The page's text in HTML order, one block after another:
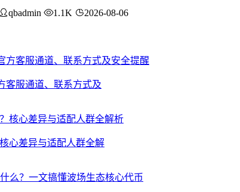
qbadmin 1.1K 2026-08-06
客服通道、联系方式及
心差异与适配人群全解